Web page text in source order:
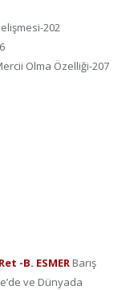
202
Olma Özelliği-207
-B. ESMER Barış
ve Dünyada